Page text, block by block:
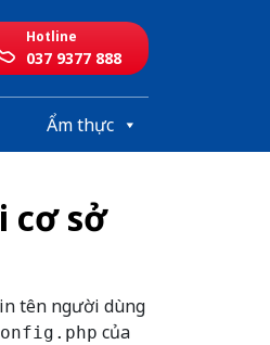
Hotline
037 9377 888
Ẩm thực
cơ sở
tên người dùng
của